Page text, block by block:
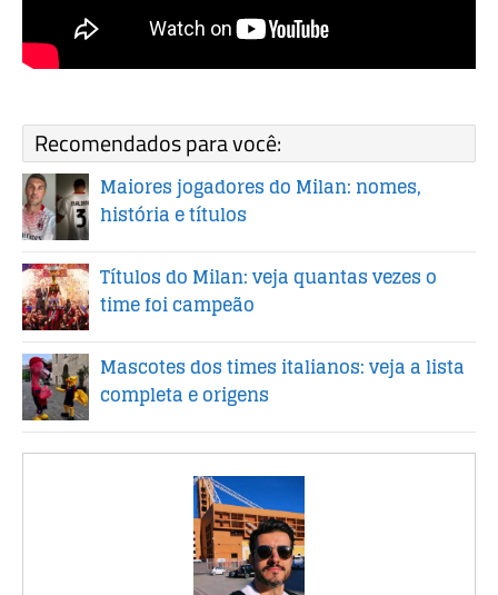
Recomendados para você:
Maiores jogadores do Milan: nomes,
história e títulos
Títulos do Milan: veja quantas vezes o
time foi campeão
Mascotes dos times italianos: veja a lista
completa e origens